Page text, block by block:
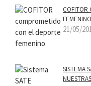
COFITOR
FEMENINO
21/05/
SISTEMA